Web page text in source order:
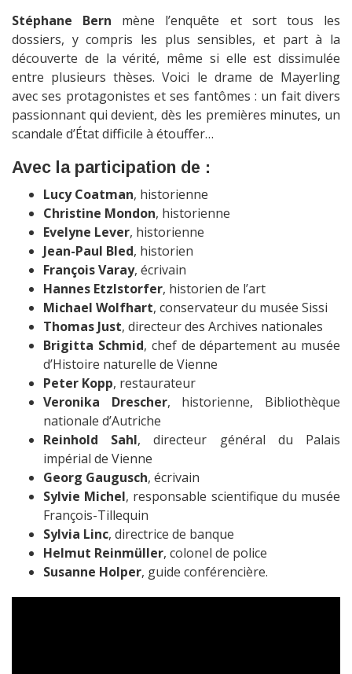
Stéphane Bern mène l’enquête et sort tous les
dossiers, y compris les plus sensibles, et part à la
découverte de la vérité, même si elle est dissimulée
entre plusieurs thèses. Voici le drame de Mayerling
avec ses protagonistes et ses fantômes : un fait divers
passionnant qui devient, dès les premières minutes, un
scandale d’État difficile à étouffer…
Avec la participation de :
Lucy Coatman, historienne
Christine Mondon, historienne
Evelyne Lever, historienne
Jean-Paul Bled, historien
François Varay, écrivain
Hannes Etzlstorfer, historien de l’art
Michael Wolfhart, conservateur du musée Sissi
Thomas Just, directeur des Archives nationales
Brigitta Schmid, chef de département au musée
d’Histoire naturelle de Vienne
Peter Kopp, restaurateur
Veronika Drescher, historienne, Bibliothèque
nationale d’Autriche
Reinhold Sahl, directeur général du Palais
impérial de Vienne
Georg Gaugusch, écrivain
Sylvie Michel, responsable scientifique du musée
François-Tillequin
Sylvia Linc, directrice de banque
Helmut Reinmüller, colonel de police
Susanne Holper, guide conférencière.